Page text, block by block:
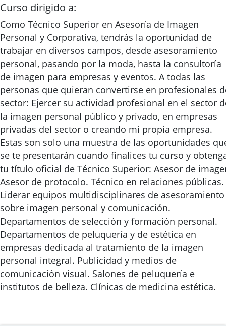
Curso dirigido a:
Como Técnico Superior en Asesoría de Imagen
Personal y Corporativa, tendrás la oportunidad de
trabajar en diversos campos, desde asesoramiento
personal, pasando por la moda, hasta la consultoría
de imagen para empresas y eventos. A todas las
personas que quieran convertirse en profesionales
sector: Ejercer su actividad profesional en el sector
la imagen personal público y privado, en empresas
privadas del sector o creando mi propia empresa.
Estas son solo una muestra de las oportunidades
se te presentarán cuando finalices tu curso y
tu título oficial de Técnico Superior: Asesor de
Asesor de protocolo. Técnico en relaciones públicas.
Liderar equipos multidisciplinares de asesoramiento
sobre imagen personal y comunicación.
Departamentos de selección y formación personal.
Departamentos de peluquería y de estética en
empresas dedicada al tratamiento de la imagen
personal integral. Publicidad y medios de
comunicación visual. Salones de peluquería e
institutos de belleza. Clínicas de medicina estética.